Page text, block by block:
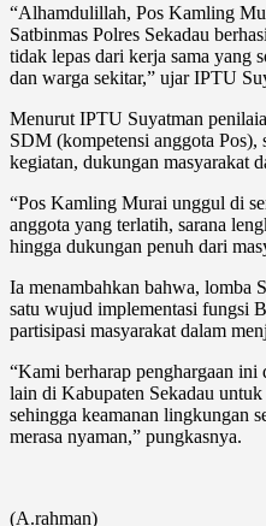
“Alhamdulillah, Pos Kamling
Satbinmas Polres Sekadau
tidak lepas dari kerja sama yang
dan warga sekitar,” ujar IPTU
Menurut IPTU Suyatman
SDM (kompetensi anggota Pos),
kegiatan, dukungan masyarakat
“Pos Kamling Murai unggul di
anggota yang terlatih, sarana
hingga dukungan penuh dari
Ia menambahkan bahwa, lomba
satu wujud implementasi fungsi
partisipasi masyarakat dalam
“Kami berharap penghargaan
lain di Kabupaten Sekadau
sehingga keamanan lingkungan
merasa nyaman,” pungkasnya.
(A.rahman)